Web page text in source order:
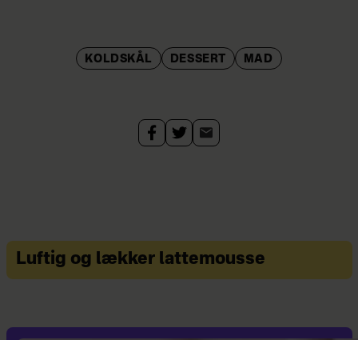
KOLDSKÅL DESSERT MAD
Luftig og lækker lattemousse